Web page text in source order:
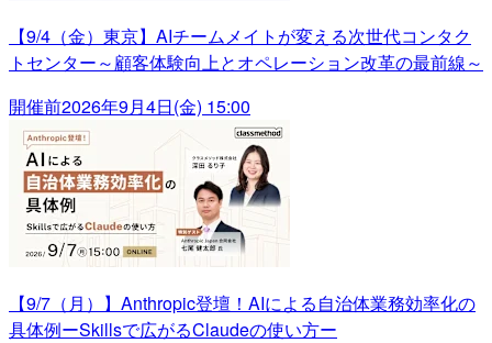
【9/4（金）東京】AIチームメイトが変える次世代コンタク
トセンター～顧客体験向上とオペレーション改革の最前線～
開催前2026年9月4日(金) 15:00
【9/7（月）】Anthropic登壇！AIによる自治体業務効率化の
具体例ーSkillsで広がるClaudeの使い方ー